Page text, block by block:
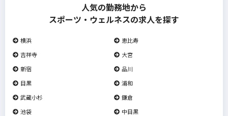
人気の勤務地から
スポーツ・ウェルネスの求人を探す
横浜
恵比寿
吉祥寺
大宮
新宿
品川
目黒
浦和
武蔵小杉
鎌倉
池袋
中目黒